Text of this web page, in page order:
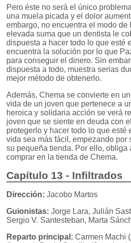
Pero éste no será el único
una muela picada y el dolor
embargo, no encuentra el modo de
elevada suma que un dentista le
dispuesta a hacer todo lo que esté
encuentra la solución por lo que
para conseguir el dinero. Sin
dispuesta a todo, muestra serias
mejor método de obtenerlo.
Además, Chema se convierte en
vida de un joven que pertenece a
heroica y solidaria acción se verá
joven que se siente en deuda con
protegerlo y hacer todo lo que esté
vida sea más fácil, empezando por
su pequeña tienda. Por ello, obliga
comprar en la tienda de Chema.
Capítulo 13 - Infiltrados
Dirección: Jacobo Martos
Guionistas: Jorge Lara, Julián
Sergio V. Santesteban, Marta
Reparto principal: Carmen Machi